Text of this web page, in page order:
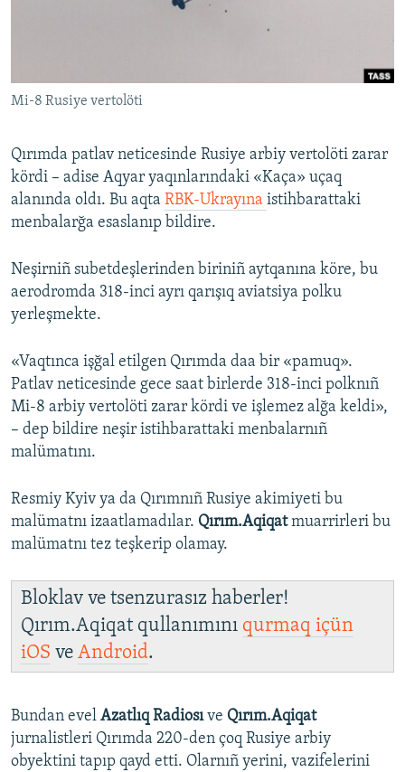
RFE/RS bütün saytları
Mi-8 Rusiye vertolöti
Qırımda patlav neticesinde Rusiye arbiy vertolöti zarar
kördi – adise Aqyar yaqınlarındaki «Kaça» uçaq
alanında oldı. Bu aqta RBK-Ukrayına istihbarattaki
menbalarğa esaslanıp bildire.
Neşirniñ subetdeşlerinden biriniñ aytqanına köre, bu
aerodromda 318-inci ayrı qarışıq aviatsiya polku
yerleşmekte.
«Vaqtınca işğal etilgen Qırımda daa bir «pamuq».
Patlav neticesinde gece saat birlerde 318-inci polknıñ
Mi-8 arbiy vertolöti zarar kördi ve işlemez alğa keldi»,
– dep bildire neşir istihbarattaki menbalarnıñ
malümatını.
Resmiy Kyiv ya da Qırımnıñ Rusiye akimiyeti bu
malümatnı izaatlamadılar. Qırım.Aqiqatmuarrirleri bu
malümatnı tez teşkerip olamay.
Bloklav ve tsenzurasız haberler!
Qırım.Aqiqat qullanımını qurmaq içün
iOS ve Android.
Bundan evel Azatlıq Radiosıve Qırım.Aqiqat
jurnalistleri Qırımda 220-den çoq Rusiye arbiy
obyektini tapıp qayd etti. Olarnıñ yerini, vazifelerini